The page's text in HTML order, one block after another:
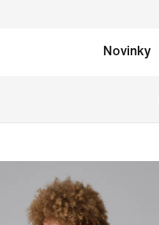
Novinky